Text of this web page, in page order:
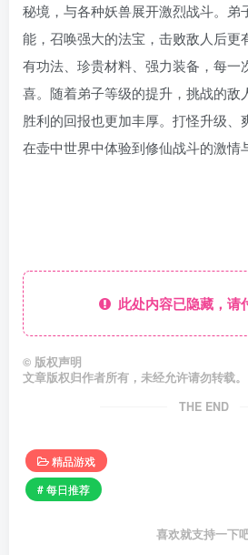
秘境，与各种妖兽展开激烈战斗。弟
能，召唤强大的法宝，击败敌人后更
有功法、珍贵材料、强力装备，每一
喜。随着弟子等级的提升，挑战的敌
胜利的回报也更加丰厚。打怪升级、
在壶中世界中体验到修仙战斗的激情
此处内容已隐藏，请
© 版权声明
文章版权归作者所有，未经允许请勿转载。
THE END
精品游戏
# 每日推荐
喜欢就支持一下